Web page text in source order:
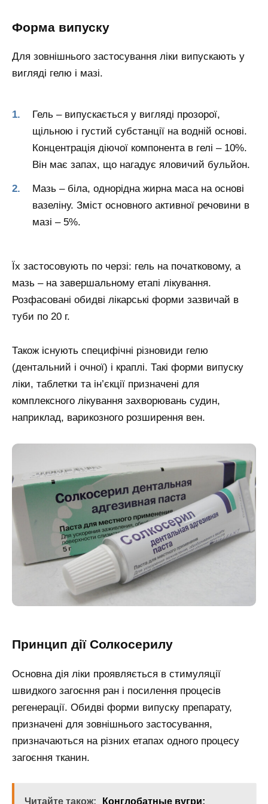
Форма випуску
Для зовнішнього застосування ліки випускають у
вигляді гелю і мазі.
Гель – випускається у вигляді прозорої,
щільною і густий субстанції на водній основі.
Концентрація діючої компонента в гелі – 10%.
Він має запах, що нагадує яловичий бульйон.
Мазь – біла, однорідна жирна маса на основі
вазеліну. Зміст основного активної речовини в
мазі – 5%.
Їх застосовують по черзі: гель на початковому, а
мазь – на завершальному етапі лікування.
Розфасовані обидві лікарські форми зазвичай в
туби по 20 г.
Також існують специфічні різновиди гелю
(дентальний і очної) і краплі. Такі форми випуску
ліки, таблетки та ін’єкції призначені для
комплексного лікування захворювань судин,
наприклад, варикозного розширення вен.
Принцип дії Солкосерилу
Основна дія ліки проявляється в стимуляції
швидкого загоєння ран і посилення процесів
регенерації. Обидві форми випуску препарату,
призначені для зовнішнього застосування,
призначаються на різних етапах одного процесу
загоєння тканин.
Читайте також: Конглобатные вугри: